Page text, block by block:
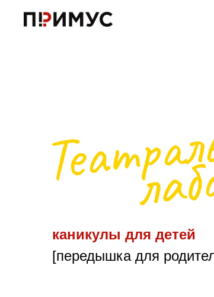
каникулы для детей
[передышка для